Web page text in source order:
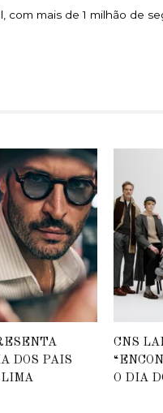
com mais de 1 milhão de
DOS PAIS
LIMA
CNS
O DIA